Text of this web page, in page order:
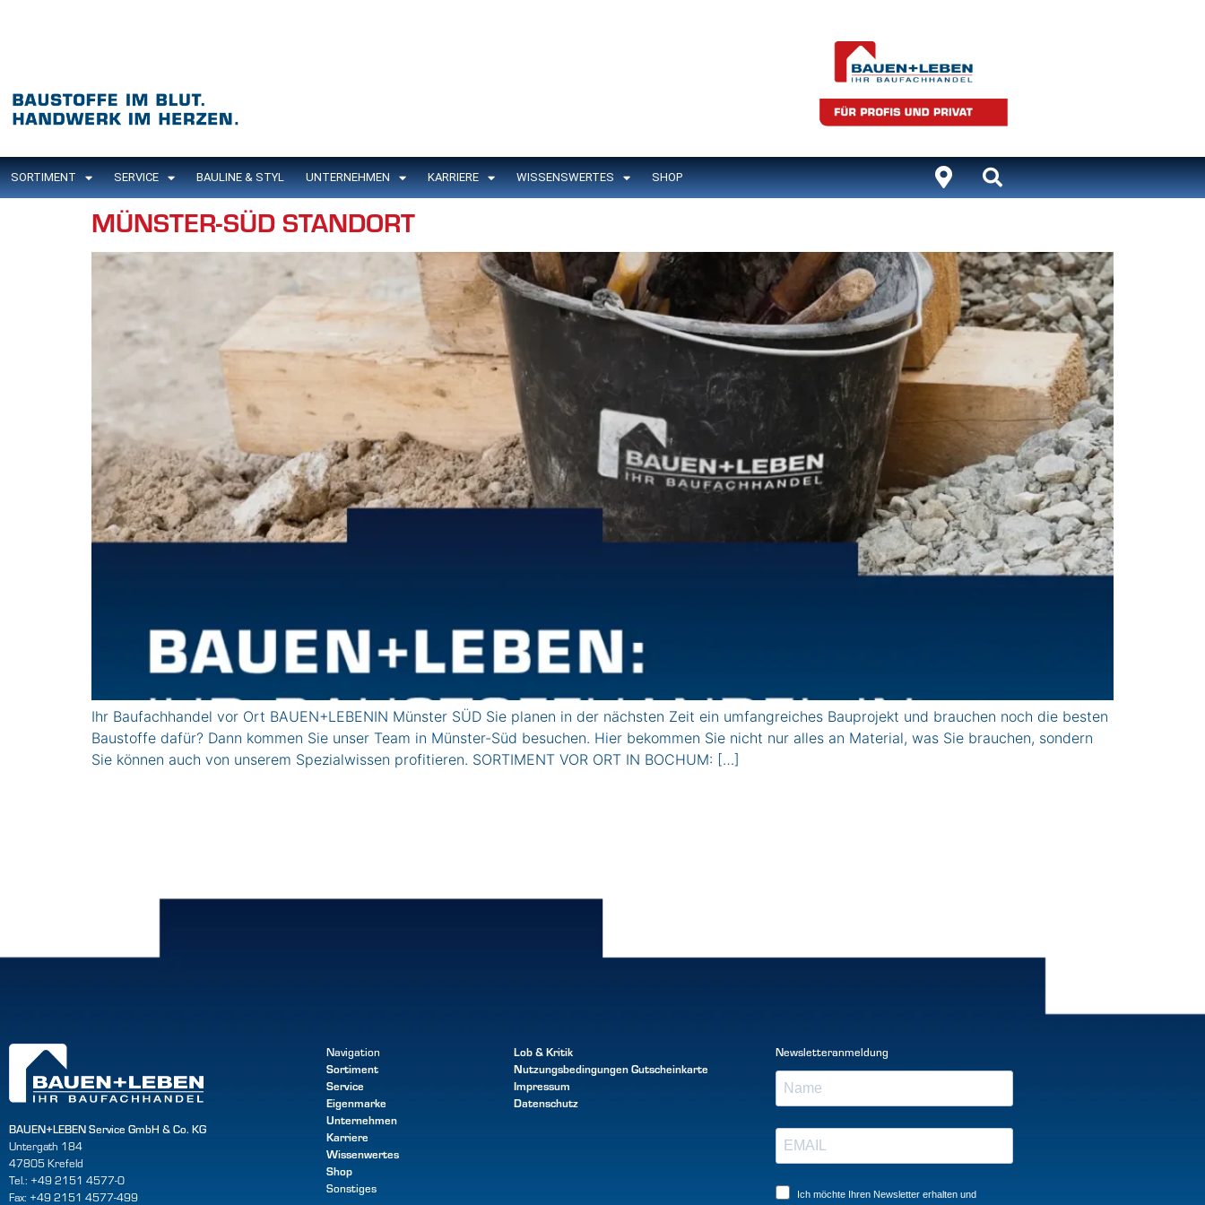
SORTIMENT SERVICE BAULINE & STYL UNTERNEHMEN KARRIERE WISSENSWERTES SHOP
MÜNSTER-SÜD STANDORT
Ihr Baufachhandel vor Ort BAUEN+LEBENIN Münster SÜD Sie planen in der nächsten Zeit ein umfangreiches Bauprojekt und brauchen noch die besten
Baustoffe dafür? Dann kommen Sie unser Team in Münster-Süd besuchen. Hier bekommen Sie nicht nur alles an Material, was Sie brauchen, sondern
Sie können auch von unserem Spezialwissen profitieren. SORTIMENT VOR ORT IN BOCHUM: […]
BAUEN+LEBEN Service GmbH & Co. KG
Untergath 184
47805 Krefeld
Tel.: +49 2151 4577-0
Fax: +49 2151 4577-499
Navigation
Sortiment
Service
Eigenmarke
Unternehmen
Karriere
Wissenwertes
Shop
Sonstiges
Lob & Kritik
NutzungsbedingungenGutscheinkarte
Impressum
Datenschutz
Newsletteranmeldung
Ich möchte Ihren Newsletter erhalten und